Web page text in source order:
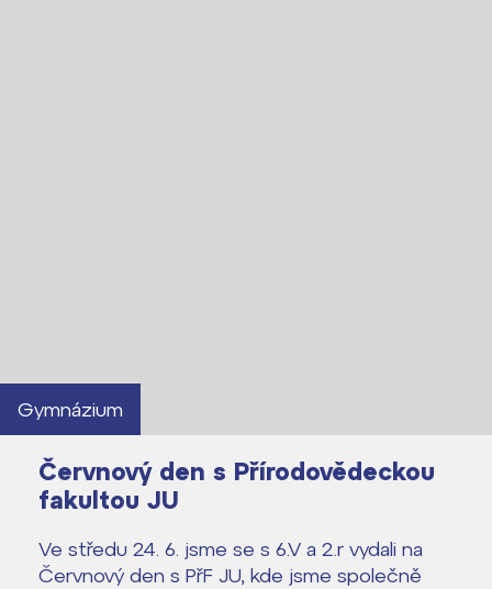
Gymnázium
Červnový den s Přírodovědeckou
fakultou JU
Ve středu 24. 6. jsme se s 6.V a 2.r vydali na
Červnový den s PřF JU, kde jsme společně
Proč se stát žákem ZŠ ČAG